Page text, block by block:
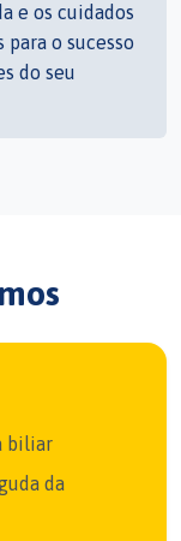
e os cuidados
o sucesso
do seu
biliar
da